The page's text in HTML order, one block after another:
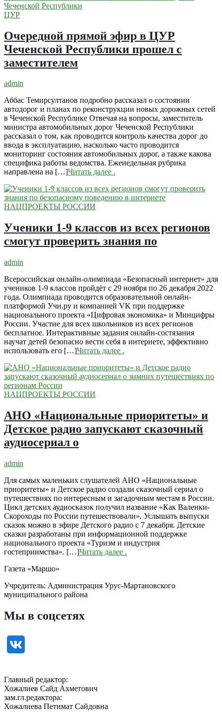
ЦУР
Очередной прямой эфир в ЦУР
Чеченской Республики прошел с
заместителем
admin
Аббас Темирсултанов подробно рассказал о состоянии
автодорог и планах по реконструкции новых дорожных сетей
в Чеченской Республике Отвечая на вопросы, заместитель
министра автомобильных дорог Чеченской Республики
рассказал о том, как проводится контроль качества дорог до
ввода в эксплуатацию, насколько часто проводится
мониторинг состояния автомобильных дорог, а также какова
специфика работы ведомства. Еженедельная рубрика
направлена на […]Читать далее .
НАЦПРОЕКТЫ РОССИИ
Ученики 1-9 классов из всех регионов
смогут проверить знания по
admin
Всероссийская онлайн-олимпиада «Безопасный интернет» для
учеников 1-9 классов пройдёт с 29 ноября по 26 декабря 2022
года. Олимпиада проводится образовательной онлайн-
платформой Учи.ру и компанией VK при поддержке
национального проекта «Цифровая экономика» и Минцифры
России. Участие для всех школьников из всех регионов
бесплатное. Интерактивные задания онлайн-состязания
научат детей безопасно вести себя в интернете, эффективно
использовать его […]Читать далее .
НАЦПРОЕКТЫ РОССИИ
АНО «Национальные приоритеты» и
Детское радио запускают сказочный
аудиосериал о
admin
Для самых маленьких слушателей АНО «Национальные
приоритеты» и Детское радио создали сказочный сериал о
путешествиях по интересным и загадочным местам в России.
Цикл детских аудиосказок получил название «Как Валенки-
Скороходы по России путешествовали». Услышать выпуски
сказок можно в эфире Детского радио с 7 декабря. Детские
сказки разработаны при информационной поддержке
национального проекта «Туризм и индустрия
гостеприимства». […]Читать далее .
Газета «Маршо»
Учредитель: Администрация Урус-Мартановского
муниципального района
Мы в соцсетях
Главный редактор:
Хожалиев Сайд Ахметович
зам.гл.редактора:
Хожалиева Петимат Сайдовна